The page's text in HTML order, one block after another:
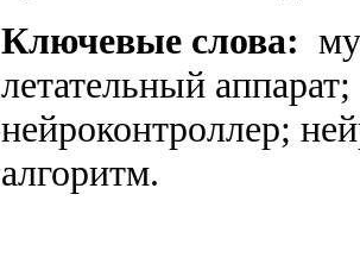
Ключевые слова:
летательный
нейроконтроллер;
алгоритм.